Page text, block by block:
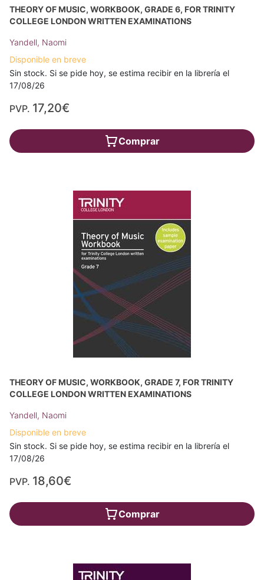
THEORY OF MUSIC, WORKBOOK, GRADE 6, FOR TRINITY
COLLEGE LONDON WRITTEN EXAMINATIONS
Yandell, Naomi
Disponible en breve
Sin stock. Si se pide hoy, se estima recibir en la librería el
17/08/26
PVP. 17,20€
Comprar
THEORY OF MUSIC, WORKBOOK, GRADE 7, FOR TRINITY
COLLEGE LONDON WRITTEN EXAMINATIONS
Yandell, Naomi
Disponible en breve
Sin stock. Si se pide hoy, se estima recibir en la librería el
17/08/26
PVP. 18,60€
Comprar